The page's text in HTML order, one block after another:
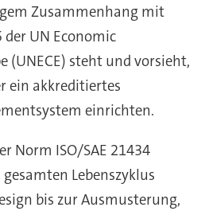
Zusammenhang mit
der UN Economic
(UNECE) steht und vorsieht,
ein akkreditiertes
einrichten.
Norm ISO/SAE 21434
Lebenszyklus
bis zur Ausmusterung,